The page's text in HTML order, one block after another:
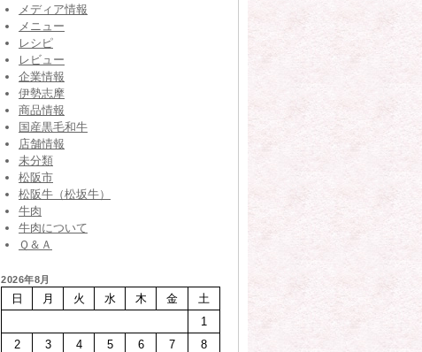
メディア情報
メニュー
レシピ
レビュー
企業情報
伊勢志摩
商品情報
国産黒毛和牛
店舗情報
未分類
松阪市
松阪牛（松坂牛）
牛肉
牛肉について
Ｑ＆Ａ
2026年8月
日 月 火 水 木 金
土
1
2
3 4 5 6 7
8